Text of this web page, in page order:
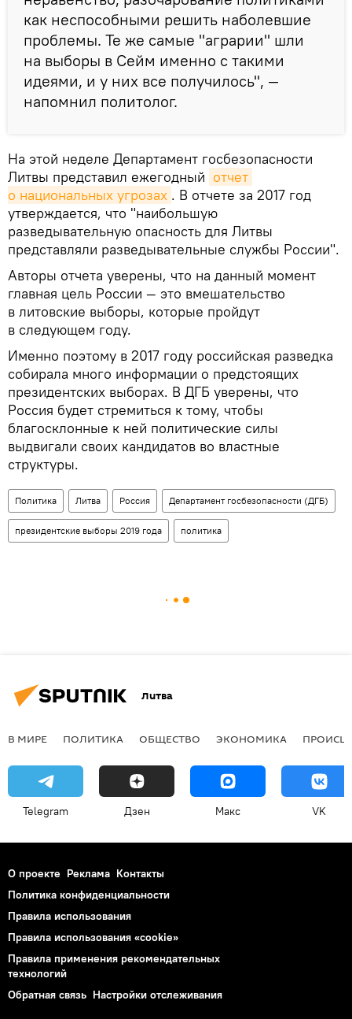
как неспособными решить наболевшие
проблемы. Те же самые "аграрии" шли
на выборы в Сейм именно с такими
идеями, и у них все получилось", —
напомнил политолог.
На этой неделе Департамент госбезопасности
Литвы представил ежегодный отчет
о национальных угрозах . В отчете за 2017 год
утверждается, что "наибольшую
разведывательную опасность для Литвы
представляли разведывательные службы России".
Авторы отчета уверены, что на данный момент
главная цель России — это вмешательство
в литовские выборы, которые пройдут
в следующем году.
Именно поэтому в 2017 году российская разведка
собирала много информации о предстоящих
президентских выборах. В ДГБ уверены, что
Россия будет стремиться к тому, чтобы
благосклонные к ней политические силы
выдвигали своих кандидатов во властные
структуры.
Политика Литва Россия Департамент госбезопасности (ДГБ)
президентские выборы 2019 года политика
Литва
В МИРЕ ПОЛИТИКА ОБЩЕСТВО ЭКОНОМИКА
Telegram Дзен Макс VK
О проекте Реклама Контакты
Политика конфиденциальности
Правила использования
Правила использования «cookie»
Правила применения рекомендательных
технологий
Обратная связь Настройки отслеживания